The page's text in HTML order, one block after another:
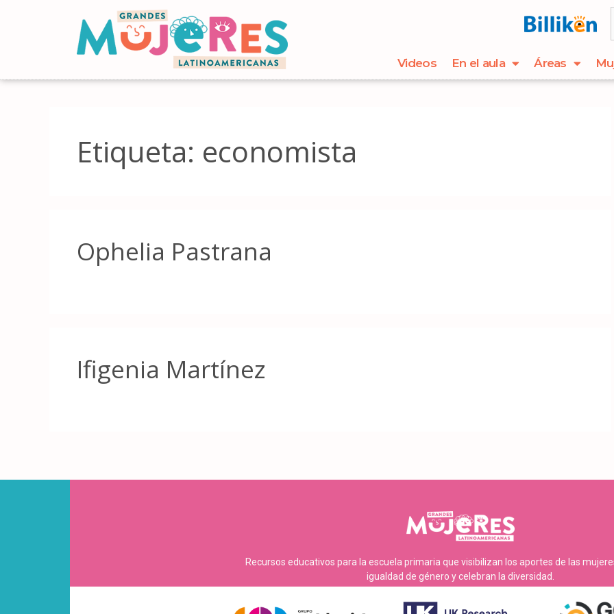
Videos En el aula Áreas
Etiqueta: economista
Ophelia Pastrana
Ifigenia Martínez
Recursos educativos para la escuela primaria que visibilizan los aportes de las
igualdad de género y celebran la diversidad.